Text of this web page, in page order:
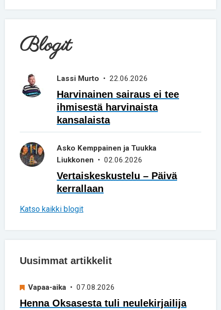
Blogit
Lassi Murto • 22.06.2026
Harvinainen sairaus ei tee
ihmisestä harvinaista
kansalaista
Asko Kemppainen ja Tuukka
Liukkonen • 02.06.2026
Vertaiskeskustelu – Päivä
kerrallaan
Katso kaikki blogit
Uusimmat artikkelit
Vapaa-aika • 07.08.2026
Henna Oksasesta tuli neulekirjailija